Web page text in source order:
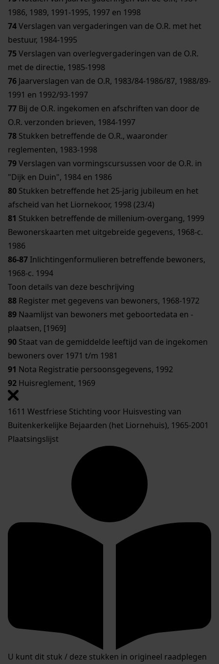
1986, 1989, 1991-1995, 1997 en 1998
74Verslagen van vergaderingen van de O.R. met het
bestuur, 1984-1995
75Verslagen van overlegvergaderingen van de O.R.
met de directie, 1985-1998
76 Jaarverslagen van de O.R, 1983/84-1986/87, 1988/89-
1991 en 1992/93-1997
77 Bij de O.R. ingekomen en afschriften van door de
O.R. verzonden brieven, 1984-1997
78 Stukken betreffende de O.R., waaronder
reglementen, 1983-1998
79Verslagen van vormingscursussen voor de O.R. in
"Dijk en Duin", 1984 en 1986
80 Stukken betreffende het 25-jarig jubileum en het
afscheid van het Liornekoor, 1998 (23/4)
81 Stukken betreffende de millenium-overgang, 1999
Bewonerskaarten met uitgebreide gegevens, 1968-c.
1986
86-87 Inlichtingenformulieren betreffende bewoners,
1968-c. 1994
Toon details van deze beschrijving
88 Register met gegevens van bewoners, 1968-1972
89 Naamlijst van bewoners met geboortedata en -
plaatsen, [1969]
90 Staat van de gemiddelde leeftijd van de ingekomen
bewoners over 1971 t/m 1981
91 Nota Registratie persoonsgegevens, 1992
92 Huisreglement, 1969
1611 Westfriese Stichting voor Huisvesting van
Buitenkerkelijke Bejaarden (het Liornehuis), 1965-2001
Plaatsingslijst
U kunt dit stuk / deze stukken in origineel raadplegen